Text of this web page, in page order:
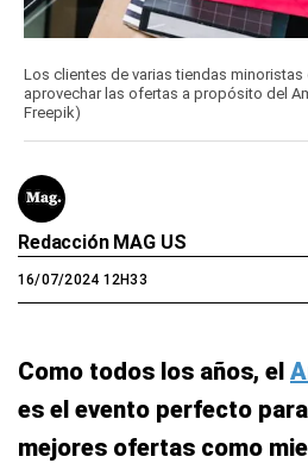
Los clientes de varias tiendas
aprovechar las ofertas a propósito del
Freepik)
Redacción MAG US
16/07/2024 12H33
Como todos los años, el
es el evento perfecto
mejores ofertas como